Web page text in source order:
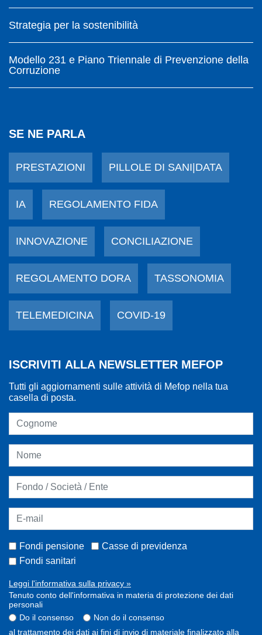
Strategia per la sostenibilità
Modello 231 e Piano Triennale di Prevenzione della
Corruzione
SE NE PARLA
PRESTAZIONI PILLOLE DI SANI|DATA
IA REGOLAMENTO FIDA
INNOVAZIONE CONCILIAZIONE
REGOLAMENTO DORA TASSONOMIA
TELEMEDICINA COVID-19
ISCRIVITI ALLA NEWSLETTER MEFOP
Tutti gli aggiornamenti sulle attività di Mefop nella tua
casella di posta.
Fondi pensione
Casse di previdenza
Fondi sanitari
Leggi l'informativa sulla privacy »
Tenuto conto dell'informativa in materia di protezione dei dati
personali
Do il consenso
Non do il consenso
al trattamento dei dati ai fini di invio di materiale finalizzato alla